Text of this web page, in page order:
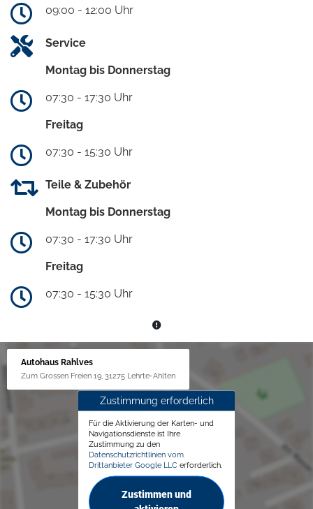
09:00 - 12:00 Uhr
Service
Montag bis Donnerstag
07:30 - 17:30 Uhr
Freitag
07:30 - 15:30 Uhr
Teile & Zubehör
Montag bis Donnerstag
07:30 - 17:30 Uhr
Freitag
07:30 - 15:30 Uhr
Autohaus Rahlves
Zum Grossen Freien 19, 31275 Lehrte-Ahlten
Zustimmung erforderlich
Für die Aktivierung der Karten- und
Navigationsdienste ist Ihre
Zustimmung zu den
Datenschutzrichtlinien vom
Drittanbieter Google LLC erforderlich.
Zustimmen und